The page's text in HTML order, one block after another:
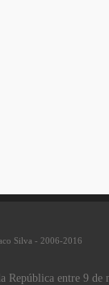
Silva - 2006-2016
República entre 9 de